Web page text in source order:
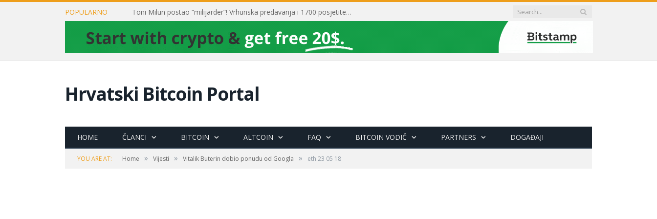
POPULARNO Toni Milun postao “milijarder”! Vrhunska predavanja i 1700 posjetitelja obilježili su mjesec financijske pismenosti
Hrvatski Bitcoin Portal
HOME ČLANCI BITCOIN ALTCOIN FAQ BITCOIN VODIČ PARTNERS DOGAĐAJI
YOU ARE AT: Home » Vijesti » Vitalik Buterin dobio ponudu od Googla » eth 23 05 18